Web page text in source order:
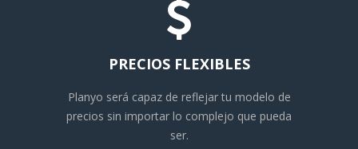
PRECIOS FLEXIBLES
Planyo será capaz de reflejar tu modelo de
precios sin importar lo complejo que pueda
ser.